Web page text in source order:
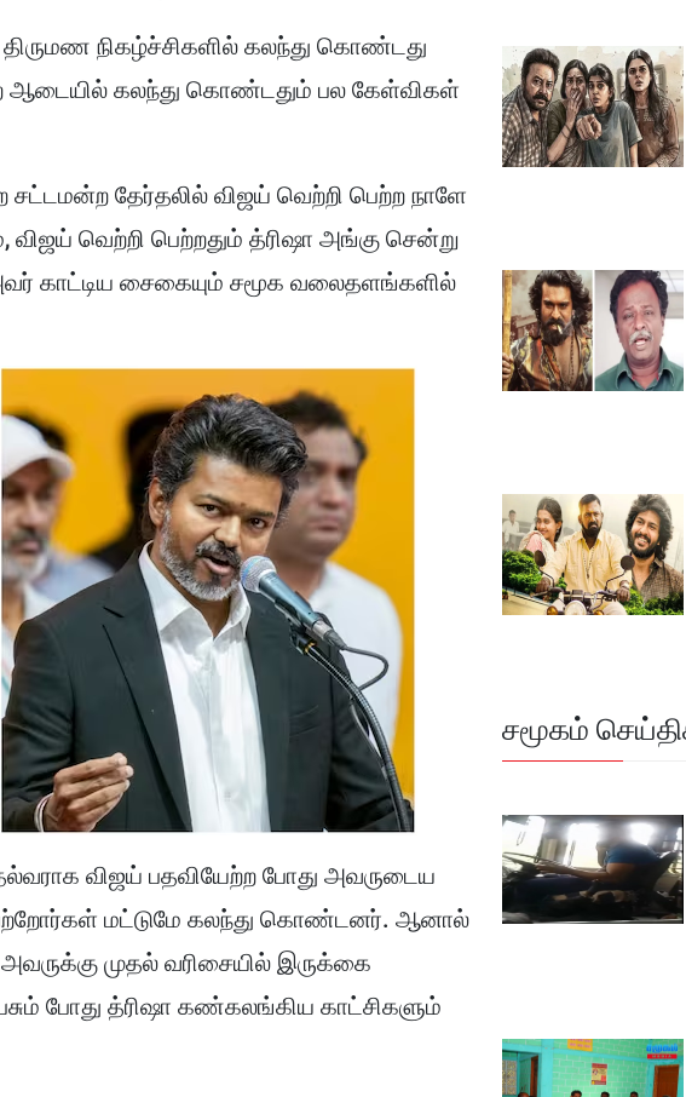
திருமண நிகழ்ச்சிகளில் கலந்து கொண்டது
ஆடையில் கலந்து கொண்டதும் பல கேள்விகள்
தேர்தலில் விஜய் வெற்றி பெற்ற நாளே
விஜய் வெற்றி பெற்றதும் த்ரிஷா அங்கு சென்று
காட்டிய சைகையும் சமூக வலைதளங்களில்
விஜய் பதவியேற்ற போது அவருடைய
மட்டுமே கலந்து கொண்டனர். ஆனால்
முதல் வரிசையில் இருக்கை
போது த்ரிஷா கண்கலங்கிய காட்சிகளும்
சமூகம்